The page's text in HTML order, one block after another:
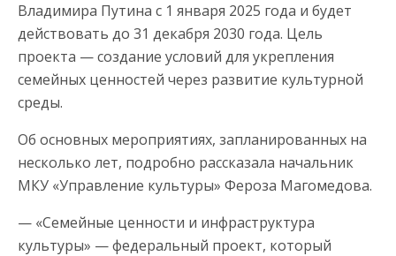
Владимира Путина с 1 января 2025 года и будет
действовать до 31 декабря 2030 года. Цель
проекта — создание условий для укрепления
семейных ценностей через развитие культурной
среды.
Об основных мероприятиях, запланированных на
несколько лет, подробно рассказала начальник
МКУ «Управление культуры» Фероза Магомедова.
— «Семейные ценности и инфраструктура
культуры» — федеральный проект, который